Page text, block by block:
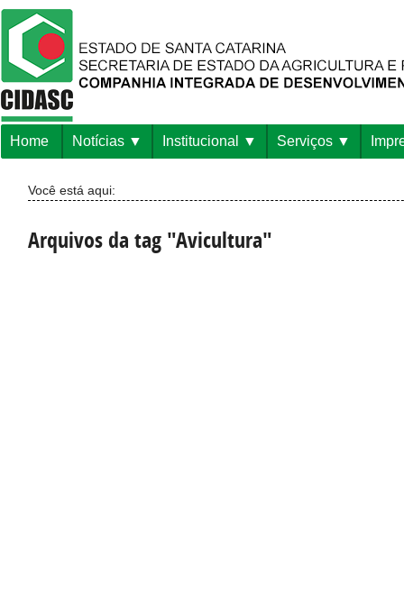
Home Notícias Institucional Serviços
Você está aqui:
Arquivos da tag "Avicultura"